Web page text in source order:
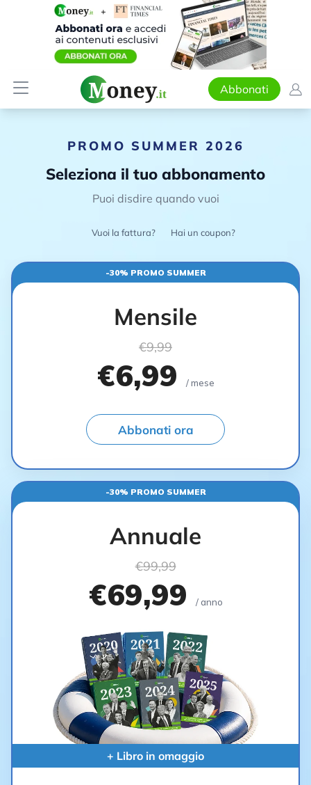
Abbonati
PROMO SUMMER 2026
Seleziona il tuo abbonamento
Puoi disdire quando vuoi
Vuoi la fattura? Hai un coupon?
-30% PROMO SUMMER
Mensile
€9,99
€6,99 / mese
Abbonati ora
-30% PROMO SUMMER
Annuale
€99,99
€69,99 / anno
+ Libro in omaggio